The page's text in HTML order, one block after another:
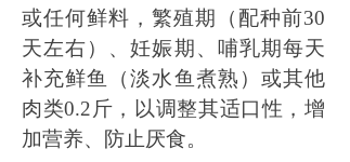
或任何鲜料，繁殖期（配种前30
天左右）、妊娠期、哺乳期每天
补充鲜鱼（淡水鱼煮熟）或其他
肉类0.2斤，以调整其适口性，增
加营养、防止厌食。